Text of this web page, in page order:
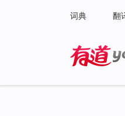
词典 翻